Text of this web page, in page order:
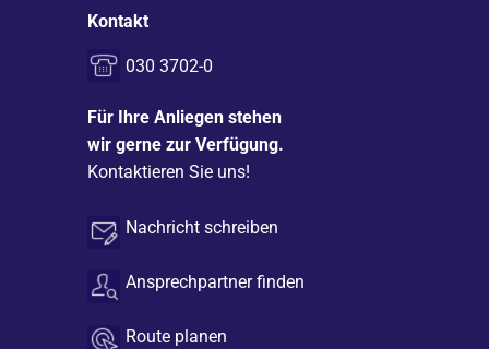
Kontakt
030 3702-0
Für Ihre Anliegen stehen
wir gerne zur Verfügung.
Kontaktieren Sie uns!
Nachricht schreiben
Ansprechpartner finden
Route planen